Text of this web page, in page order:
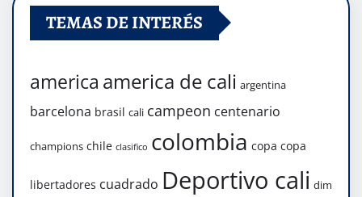
TEMAS DE INTERÉS
america america de cali argentina
barcelona brasil cali campeon centenario
champions chile clasifico colombia copa copa
libertadores cuadrado Deportivo cali dim